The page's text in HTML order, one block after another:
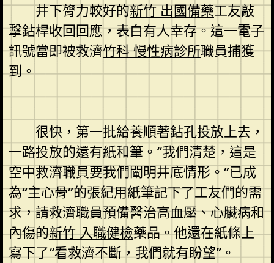
井下膂力較好的新竹 出國備藥工友敲
擊鉆桿收回回應，表白有人幸存。這一電子
訊號當即被救濟竹科 慢性病診所職員捕獲
到。
很快，第一批給養順著鉆孔投放上去，
一路投放的還有紙和筆。“我們清楚，這是
空中救濟職員要我們闡明井底情形。”已成
為“主心骨”的張紀用紙筆記下了工友們的需
求，請救濟職員預備醫治高血壓、心臟病和
內傷的新竹 入職健檢藥品。他還在紙條上
寫下了“看救濟不斷，我們就有盼望”。